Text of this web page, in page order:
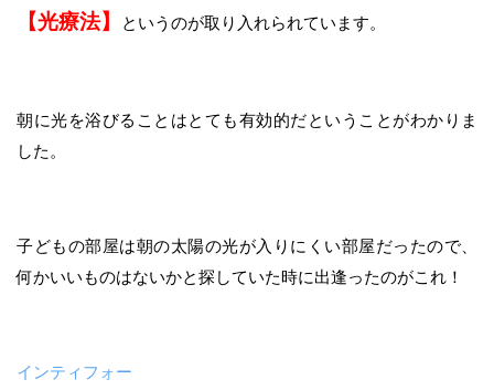
【光療法】 というのが取り入れられています。
朝に光を浴びることはとても有効的だということがわかりま
した。
子どもの部屋は朝の太陽の光が入りにくい部屋だったので、
何かいいものはないかと探していた時に出逢ったのがこれ！
インティフォー